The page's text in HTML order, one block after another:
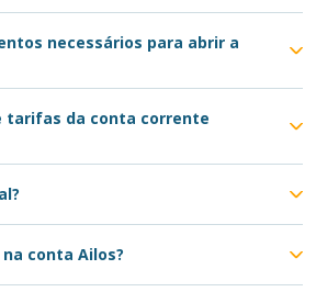
necessários para abrir a
tarifas da conta corrente
conta Ailos?